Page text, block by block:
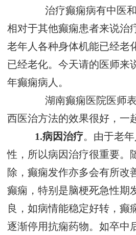
治疗癫痫病有中医和
相对于其他癫痫患者来说治
老年人各种身体机能已经老
已经老化。今天请的医师来
年癫痫病人。
湖南癫痫医院医师表
西医治方法的效果很好，一
1.病因治疗。由于老
性，所以病因治疗很重要。
除，癫痫发作亦多会有所改
癫痫，特别是脑梗死急性期
良，如病情能稳定好转，癫
逐渐停用抗痫药物。如卒中